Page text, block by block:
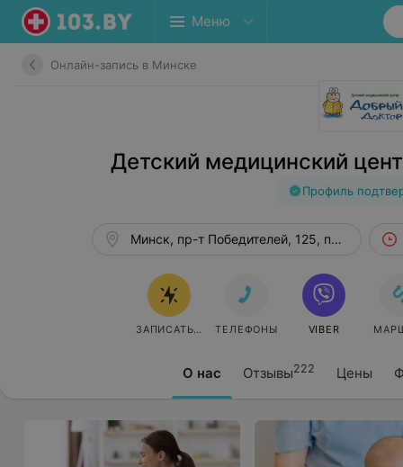
Меню
Онлайн-запись в Минске
Детский медицинский
Профиль
О нас Отзывы222 Цены
Минск, пр-т Победителей, 125, пом. 267
ЗАПИСАТЬСЯ ОНЛАЙН
ТЕЛЕФОНЫ VIBER